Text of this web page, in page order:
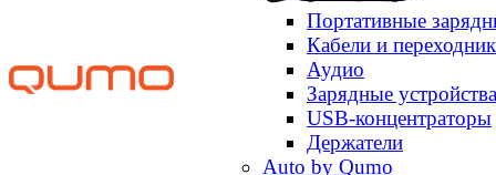
Портативные
Кабели и
Аудио
Зарядные устройства
USB-концентраторы
Держатели
Auto by Qumo